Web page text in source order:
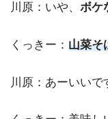
川原：いや、 ボケ
くっきー： 山菜
川原：あーいいで